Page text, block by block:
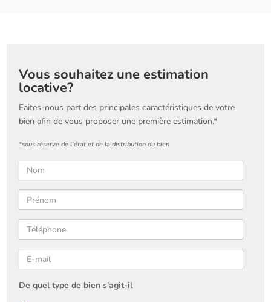
Vous souhaitez une estimation
locative?
Faites-nous part des principales caractéristiques de votre
bien afin de vous proposer une première estimation.*
*sous réserve de l’état et de la distribution du bien
Nom
Prénom
Téléphone
E-mail
De quel type de bien s'agit-il